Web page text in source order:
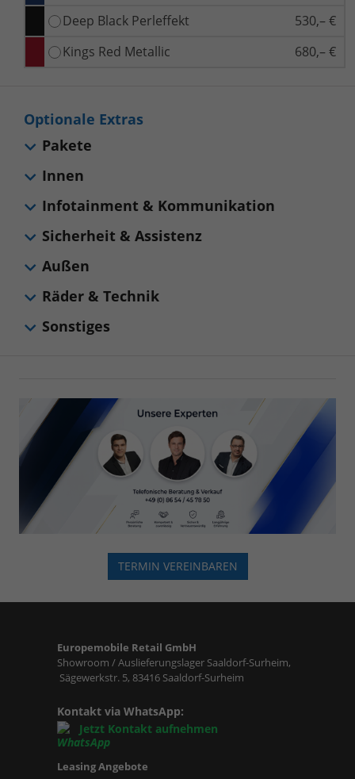
Deep Black Perleffekt
530,– €
Kings Red Metallic
680,– €
Optionale Extras
Pakete
Innen
Infotainment & Kommunikation
Sicherheit & Assistenz
Außen
Räder & Technik
Sonstiges
TERMIN VEREINBAREN
Europemobile Retail GmbH
Showroom / Auslieferungslager Saaldorf-Surheim,
Sägewerkstr. 5, 83416 Saaldorf-Surheim
Kontakt via WhatsApp:
Jetzt Kontakt aufnehmen
Leasing Angebote